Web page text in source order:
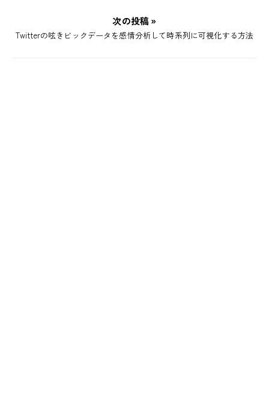
次の投稿 »
Twitterの呟きビックデータを感情分析して時系列に可視化する方法